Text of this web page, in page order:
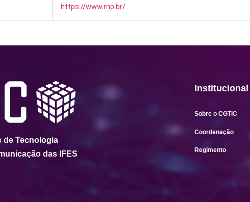
https://www.rnp.br/
de Tecnologia
das IFES
Institucional
Sobre o CGTIC
Coordenação
Regimento